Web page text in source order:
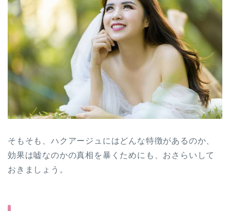
そもそも、ハクアージュにはどんな特徴があるのか、
効果は嘘なのかの真相を暴くためにも、おさらいして
おきましょう。